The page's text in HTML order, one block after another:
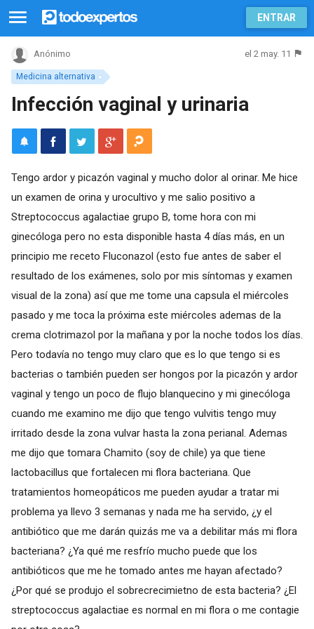
ENTRAR
Medicina alternativa
Anónimo el 2 may. 11
Infección vaginal y urinaria
Tengo ardor y picazón vaginal y mucho dolor al orinar. Me hice
un examen de orina y urocultivo y me salio positivo a
Streptococcus agalactiae grupo B, tome hora con mi
ginecóloga pero no esta disponible hasta 4 días más, en un
principio me receto Fluconazol (esto fue antes de saber el
resultado de los exámenes, solo por mis síntomas y examen
visual de la zona) así que me tome una capsula el miércoles
pasado y me toca la próxima este miércoles ademas de la
crema clotrimazol por la mañana y por la noche todos los días.
Pero todavía no tengo muy claro que es lo que tengo si es
bacterias o también pueden ser hongos por la picazón y ardor
vaginal y tengo un poco de flujo blanquecino y mi ginecóloga
cuando me examino me dijo que tengo vulvitis tengo muy
irritado desde la zona vulvar hasta la zona perianal. Ademas
me dijo que tomara Chamito (soy de chile) ya que tiene
lactobacillus que fortalecen mi flora bacteriana. Que
tratamientos homeopáticos me pueden ayudar a tratar mi
problema ya llevo 3 semanas y nada me ha servido, ¿y el
antibiótico que me darán quizás me va a debilitar más mi flora
bacteriana? ¿Ya qué me resfrío mucho puede que los
antibióticos que me he tomado antes me hayan afectado?
¿Por qué se produjo el sobrecrecimietno de esta bacteria? ¿El
streptococcus agalactiae es normal en mi flora o me contagie